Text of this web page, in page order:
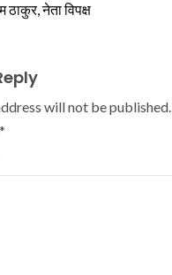
ठाकुर, नेता विपक्ष
will not be published.
*